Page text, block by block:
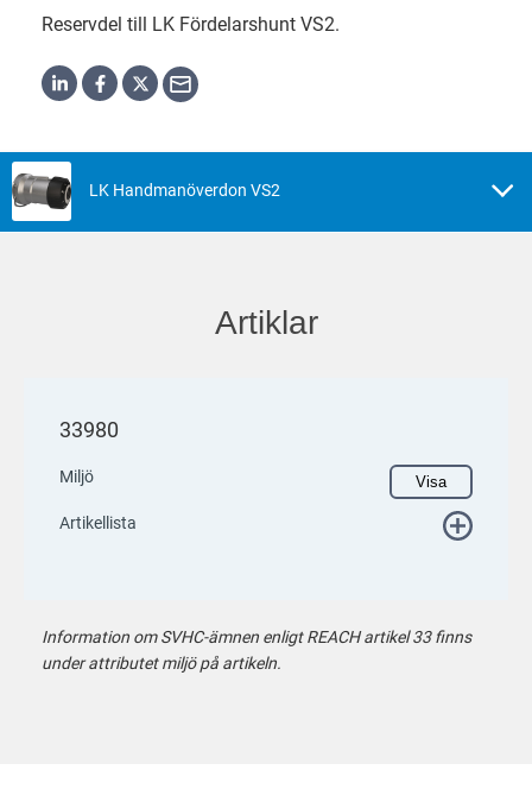
Reservdel till LK Fördelarshunt VS2.
LK Handmanöverdon VS2
Artiklar
33980
Miljö Visa
Artikellista
Information om SVHC-ämnen enligt REACH artikel 33 finns
under attributet miljö på artikeln.